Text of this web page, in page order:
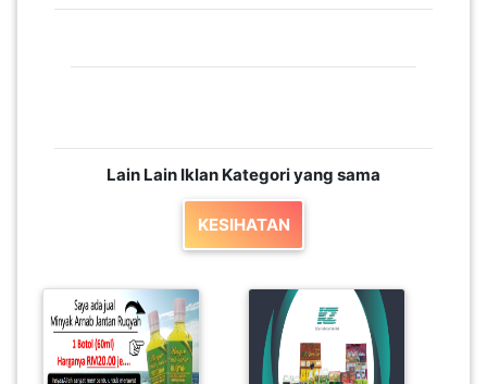
Lain Lain Iklan Kategori yang sama
KESIHATAN
SINGAPORE(0)